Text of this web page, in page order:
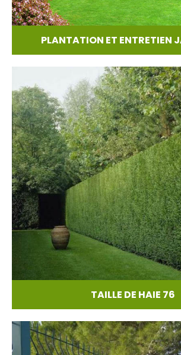
PLANTATION ET ENTRETIEN
TAILLE DE HAIE 76